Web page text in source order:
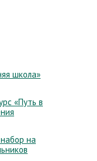
школа»
«Путь в
на